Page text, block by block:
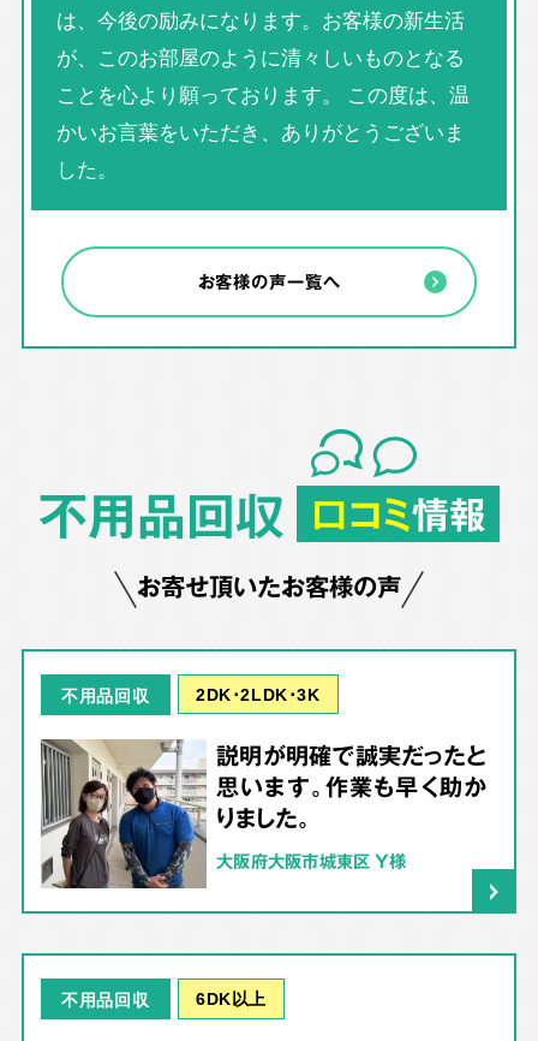
は、今後の励みになります。お客様の新生活
が、このお部屋のように清々しいものとなる
ことを心より願っております。 この度は、温
かいお言葉をいただき、ありがとうございま
した。
お客様の声一覧へ
不用品回収 口コミ情報
お寄せ頂いたお客様の声
不用品回収 2DK･2LDK･3K
説明が明確で誠実だったと
思います。作業も早く助か
りました。
大阪府大阪市城東区 Y様
不用品回収 6DK以上